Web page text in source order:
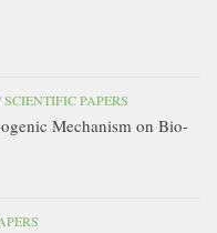
SCIENTIFIC PAPERS
Mechanism on Bio-